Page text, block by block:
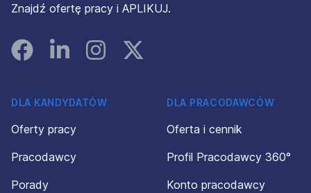
Znajdź ofertę pracy i APLIKUJ.
FacebookLinked InInstagramInstagram
DLA KANDYDATÓW
Oferty pracy
Pracodawcy
Porady
DLA PRACODAWCÓW
Oferta i cennik
Profil Pracodawcy 360°
Konto pracodawcy